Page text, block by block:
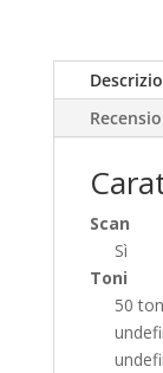
Scan
Sì
Toni
50